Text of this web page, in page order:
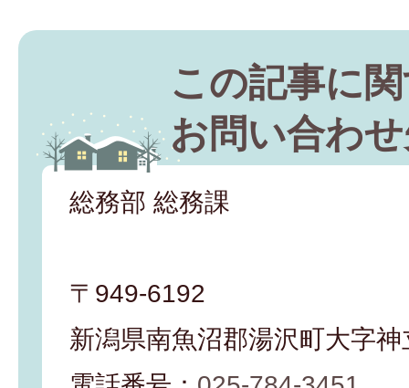
この記事に
お問い合わ
総務部 総務課
〒949-6192
新潟県南魚沼郡湯沢町大字